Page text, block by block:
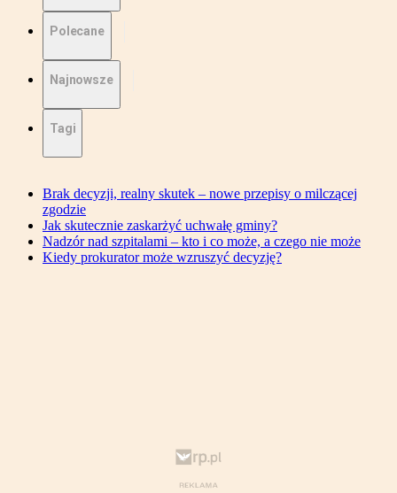
Polecane
Najnowsze
Tagi
Brak decyzji, realny skutek – nowe przepisy o milczącej
zgodzie
Jak skutecznie zaskarżyć uchwałę gminy?
Nadzór nad szpitalami – kto i co może, a czego nie może
Kiedy prokurator może wzruszyć decyzję?